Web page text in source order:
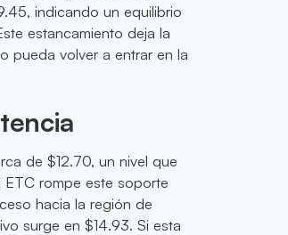
indicando un equilibrio
estancamiento deja la
pueda volver a entrar en la
de $12.70, un nivel que
ETC rompe este soporte
hacia la región de
surge en $14.93. Si esta